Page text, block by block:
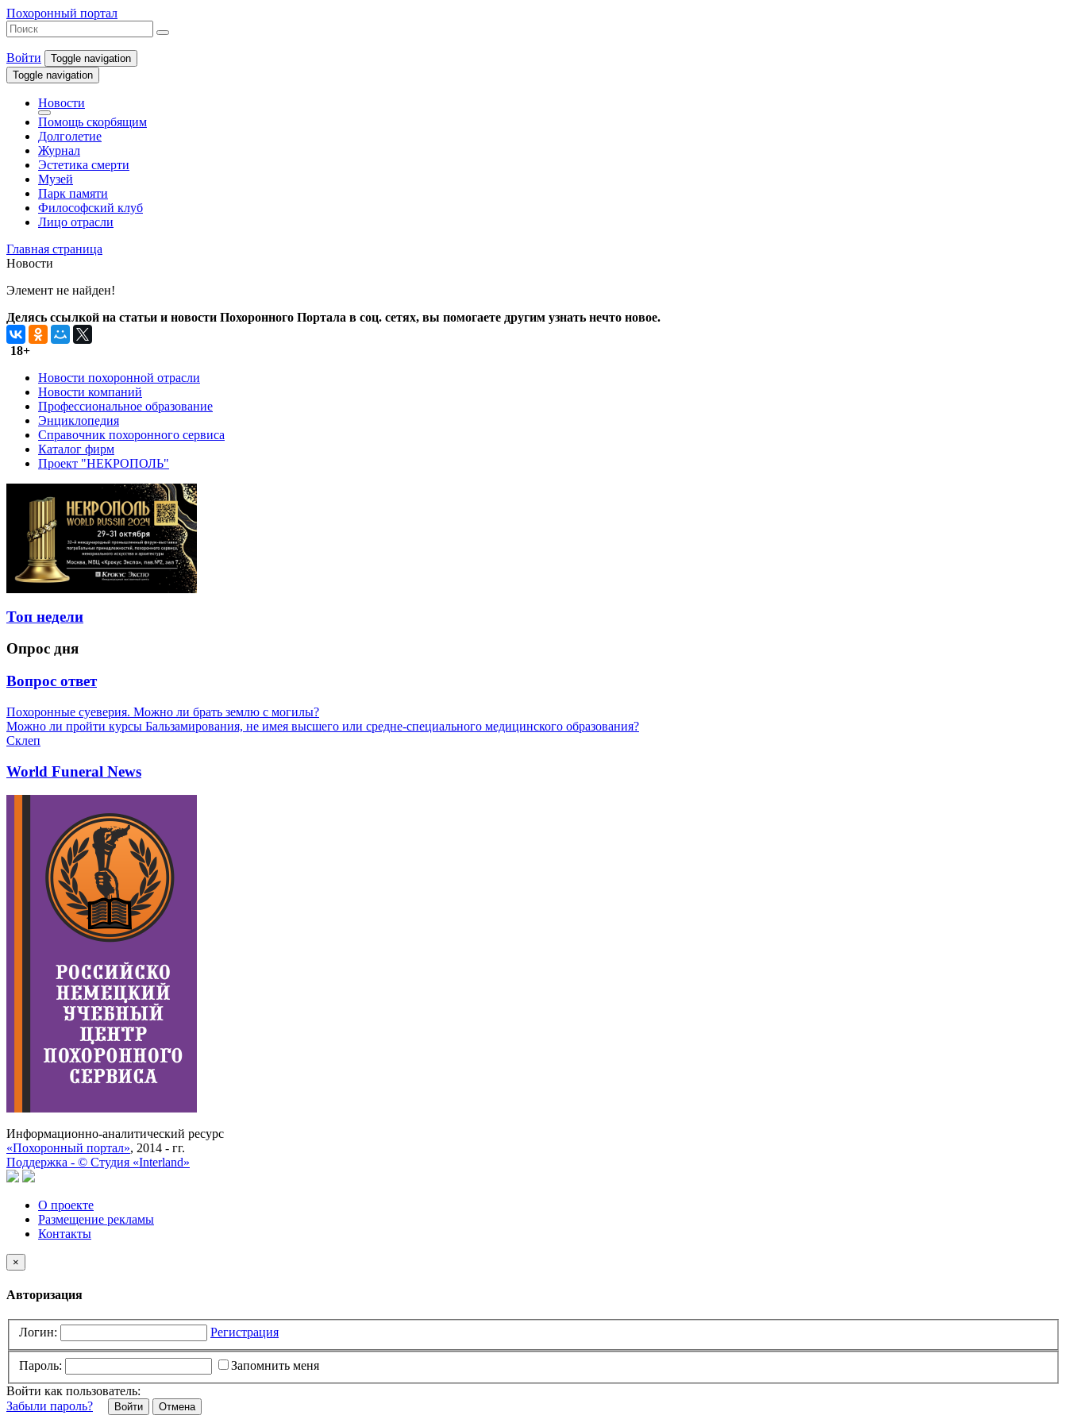
Похоронный портал
Войти
Toggle navigation
Toggle navigation
Новости
Помощь скорбящим
Долголетие
Журнал
Эстетика смерти
Музей
Парк памяти
Философский клуб
Лицо отрасли
Главная страница
Новости
Элемент не найден!
Делясь ссылкой на статьи и новости Похоронного Портала в соц. сетях, вы помогаете другим узнать нечто новое.
18+
Новости похоронной отрасли
Новости компаний
Профессиональное образование
Энциклопедия
Справочник похоронного сервиса
Каталог фирм
Проект "НЕКРОПОЛЬ"
Топ недели
Опрос дня
Вопрос ответ
Похоронные суеверия. Можно ли брать землю с могилы?
Можно ли пройти курсы Бальзамирования, не имея высшего или средне-специального медицинского образования?
Склеп
World Funeral News
Информационно-аналитический ресурс
«Похоронный портал», 2014 - гг.
Поддержка - © Cтудия «Interland»
О проекте
Размещение рекламы
Контакты
×
Авторизация
Логин: Регистрация
Пароль:
Запомнить меня
Войти как пользователь:
Забыли пароль?
Отмена